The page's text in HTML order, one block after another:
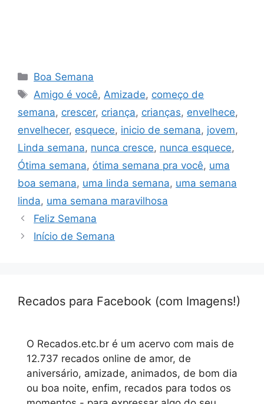
Categorias
Boa Semana
Tags
Amigo é você,Amizade, começo de
semana, crescer, criança, crianças, envelhece,
envelhecer, esquece, inicio de semana, jovem,
Linda semana, nunca cresce, nunca esquece,
Ótima semana, ótima semana pra você, uma
boa semana, uma linda semana, uma semana
linda, uma semana maravilhosa
Feliz Semana
Início de Semana
Recados para Facebook (com Imagens!)
O Recados.etc.br é um acervo com mais de
12.737 recados online de amor, de
aniversário, amizade, animados, de bom dia
ou boa noite, enfim, recados para todos os